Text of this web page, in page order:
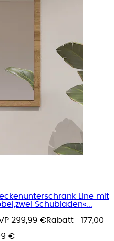
Line mit
Schubladen«...
299,99 €Rabatt- 177,00
€